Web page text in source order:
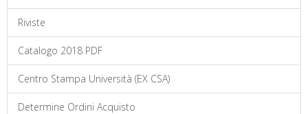
Riviste
Catalogo 2018 PDF
Centro Stampa Università (EX CSA)
Determine Ordini Acquisto